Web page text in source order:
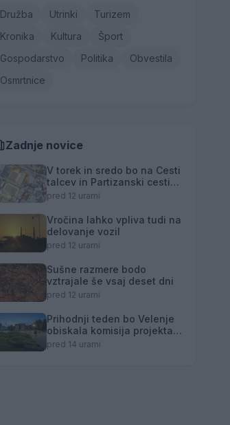
Družba Utrinki
Turizem
Kronika
Kultura
Šport
Gospodarstvo
Politika
Obvestila
Osmrtnice
Zadnje novice
V torek in sredo bo na Cesti
talcev in Partizanski cesti
12a prekinjena dobava
pred 12 urami
Vročina lahko vpliva tudi na
delovanje vozil
pred 12 urami
Sušne razmere bodo
vztrajale še vsaj deset dni
pred 12 urami
Prihodnji teden bo Velenje
obiskala komisija projekta
Moja dežela – znak
pred 14 urami